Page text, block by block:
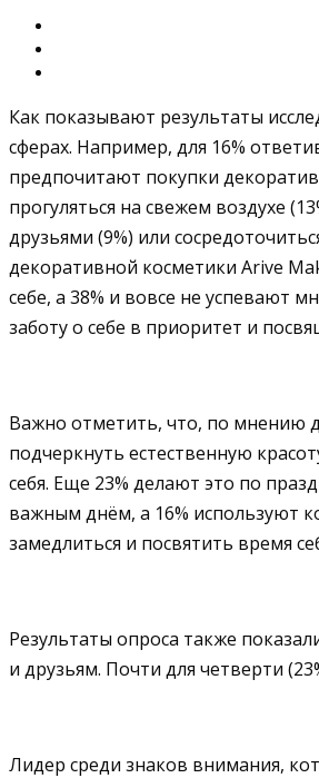
Как показывают результаты
сферах. Например, для 16%
предпочитают покупки
прогуляться на свежем воздухе
друзьями (9%) или
декоративной косметики Arive
себе, а 38% и вовсе не успевают
заботу о себе в приоритет и
Важно отметить, что, по мнению
подчеркнуть естественную
себя. Еще 23% делают это по
важным днём, а 16% используют
замедлиться и посвятить время
Результаты опроса также
и друзьям. Почти для четверти
Лидер среди знаков внимания,